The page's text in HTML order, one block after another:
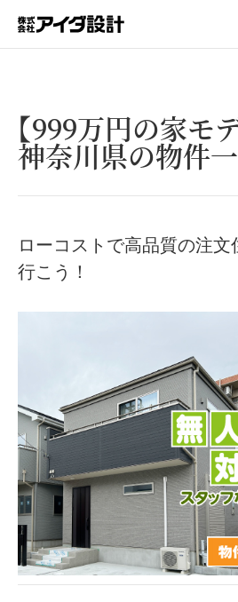
【999万円の家モ
神奈川県の物件
ローコストで高品質の注文
行こう！